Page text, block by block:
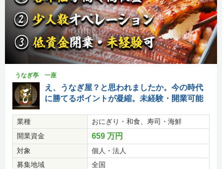
うなぎ亭 一座
え、うなぎ屋？と思われましたか。今の時代
に勝てるポイントが凝縮。未経験・開業可能
業種
おにぎり・和食、寿司・海鮮
開業資金
659 万円
対象
個人・法人
募集地域
全国